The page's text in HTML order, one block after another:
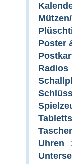
Poster
Radios
Tabletts
Uhren 1